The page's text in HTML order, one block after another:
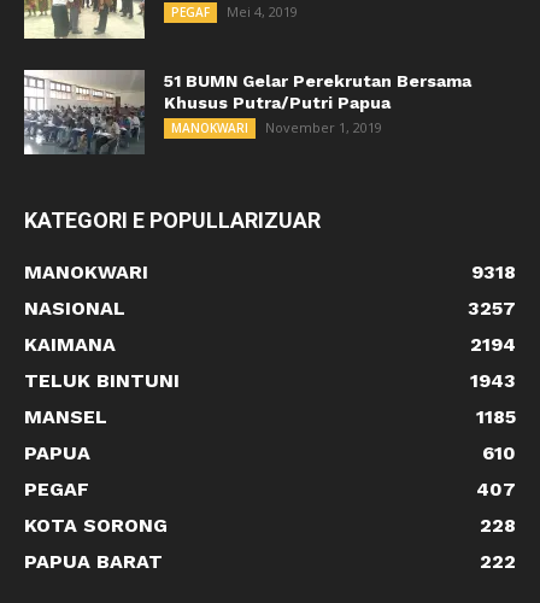
PEGAF Mei 4, 2019
51 BUMN Gelar Perekrutan Bersama
Khusus Putra/Putri Papua
MANOKWARI November 1, 2019
KATEGORI E POPULLARIZUAR
MANOKWARI
9318
NASIONAL
3257
KAIMANA
2194
TELUK BINTUNI
1943
MANSEL
1185
PAPUA
610
PEGAF
407
KOTA SORONG
228
PAPUA BARAT
222